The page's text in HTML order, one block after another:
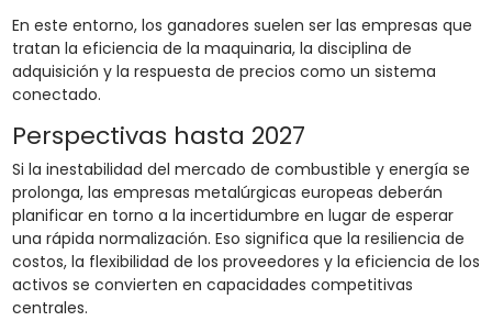
En este entorno, los ganadores suelen ser las empresas que
tratan la eficiencia de la maquinaria, la disciplina de
adquisición y la respuesta de precios como un sistema
conectado.
Perspectivas hasta 2027
Si la inestabilidad del mercado de combustible y energía se
prolonga, las empresas metalúrgicas europeas deberán
planificar en torno a la incertidumbre en lugar de esperar
una rápida normalización. Eso significa que la resiliencia de
costos, la flexibilidad de los proveedores y la eficiencia de los
activos se convierten en capacidades competitivas
centrales.